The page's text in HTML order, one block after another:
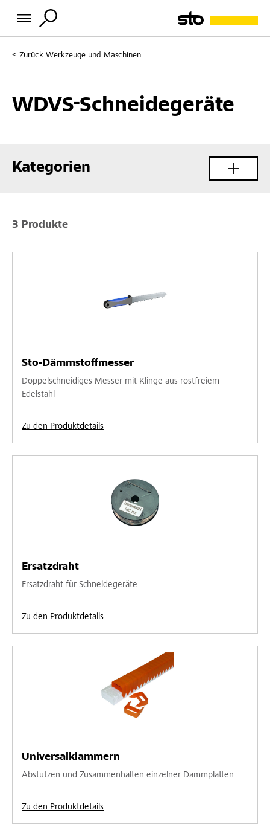
Zurück Werkzeuge und Maschinen
WDVS-Schneidegeräte
Kategorien
3 Produkte
Sto-Dämmstoffmesser
Doppelschneidiges Messer mit Klinge aus rostfreiem
Edelstahl
Zu den Produktdetails
Ersatzdraht
Ersatzdraht für Schneidegeräte
Zu den Produktdetails
Universalklammern
Abstützen und Zusammenhalten einzelner Dämmplatten
Zu den Produktdetails